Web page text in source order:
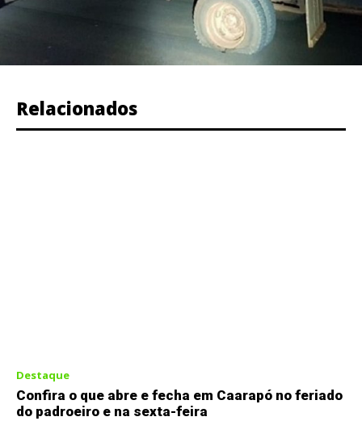
Relacionados
Destaque
Confira o que abre e fecha em Caarapó no feriado
do padroeiro e na sexta-feira